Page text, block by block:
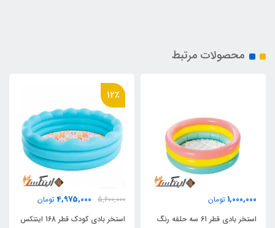
محصولات مرتبط
1,000,000 تومان
استخر بادی قطر 61 سه حلقه رنگ
12٪
5,600,000
4,975,000 تومان
استخر بادی کودک قطر 168 اینتکس